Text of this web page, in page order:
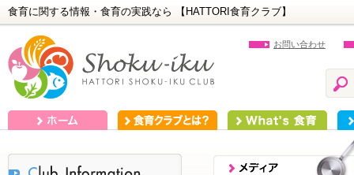
食育に関する情報・食育の実践なら 【HATTORI食育クラブ】
お問い合わせ